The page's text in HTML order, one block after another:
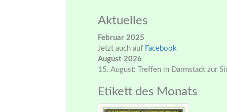
Aktuelles
Februar 2025
Jetzt auch auf Facebook
August 2026
15. August: Treffen in Darmstadt zur
Etikett des Monats